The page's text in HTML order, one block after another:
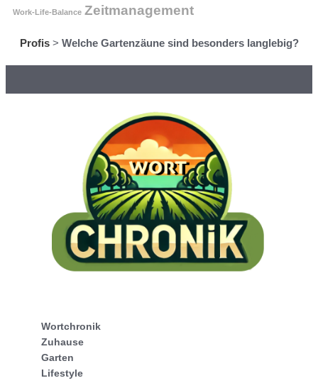
Work-Life-Balance Zeitmanagement
Profis> Welche Gartenzäune sind besonders langlebig?
Wortchronik
Zuhause
Garten
Lifestyle